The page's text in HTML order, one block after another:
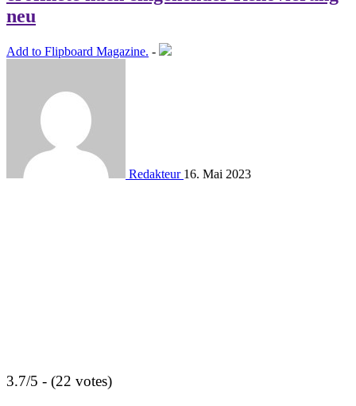
neu
Add to Flipboard Magazine. -
Redakteur 16. Mai 2023
3.7/5 - (22 votes)